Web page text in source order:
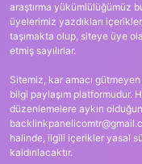
araştırma yükümlülüğümüz
üyelerimiz yazdıkları
taşımakta olup, siteye üye
etmiş sayılırlar.
Sitemiz, kar amacı
bilgi paylaşım platformudur.
düzenlemelere aykırı
halinde, ilgili içerikler yasal
kaldırılacaktır.